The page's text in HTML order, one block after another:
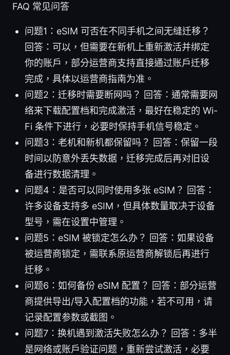
FAQ 常见问答
问题1：eSIM 可否在不同手机之间无缝迁移？
回答：可以，但需要在新机上重新激活并绑定
你的账户，部分运营商支持直接通过账户迁移
完成，具体以运营商指南为准。
问题2：迁移时需要断网吗？ 回答：通常需要网
络来下载配置档和完成激活，最好在稳定的 Wi-
Fi 条件下进行，必要时保持手机信号稳定。
问题3：老机和新机都保留吗？ 回答：保留一段
时间以防意外丢失数据，迁移完成后再对旧设
备进行数据清理。
问题4：是否可以同时使用多张 eSIM？ 回答：
许多设备支持多 eSIM，但具体数量取决于设备
型号，需在设置中管理。
问题5：eSIM 被锁定怎么办？ 回答：如果设备
被运营商锁定，需联系原运营商解锁后再进行
迁移。
问题6：如何备份 eSIM 配置？ 回答：部分运营
商提供导出/导入配置档的功能，若不可用，请
记录配置参数或截图。
问题7：换机遇到激活失败怎么办？ 回答：多半
是网络或账户验证问题，重新尝试激活，必要